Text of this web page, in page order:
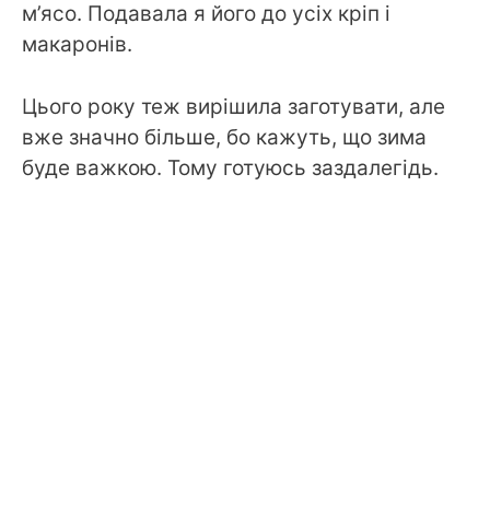
м’ясо. Подавала я його до усіх кріп і
макаронів.
Цього року теж вирішила заготувати, але
вже значно більше, бо кажуть, що зима
буде важкою. Тому готуюсь заздалегідь.